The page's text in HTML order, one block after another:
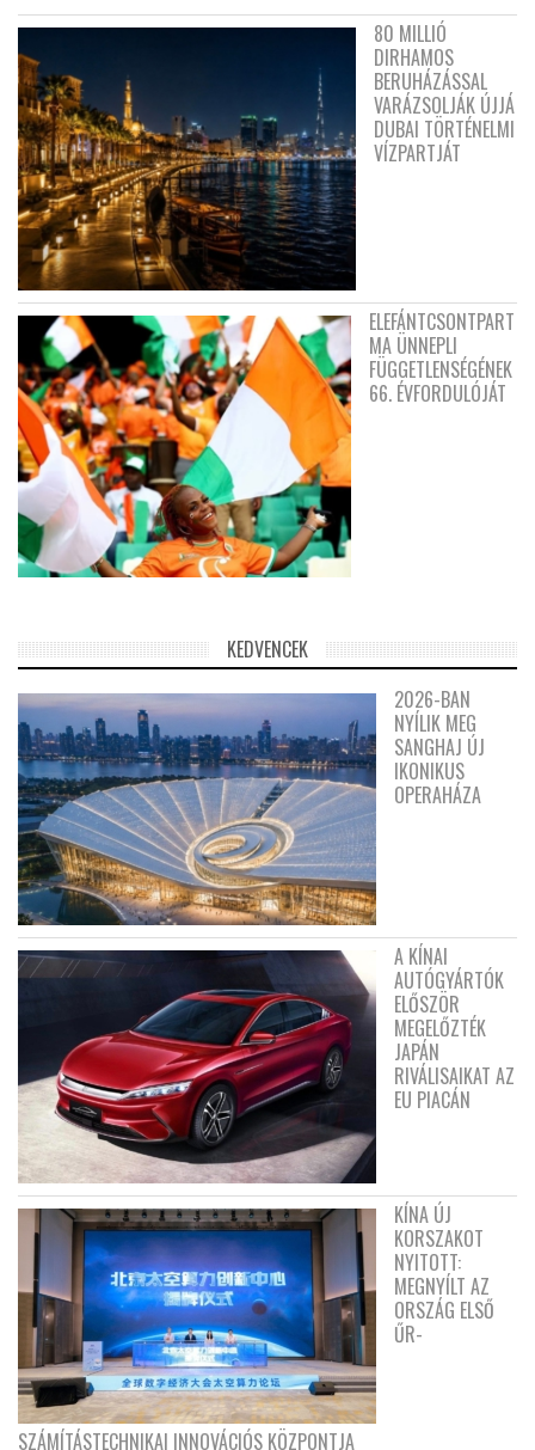
80 MILLIÓ
DIRHAMOS
BERUHÁZÁSSAL
VARÁZSOLJÁK ÚJJÁ
DUBAI TÖRTÉNELMI
VÍZPARTJÁT
ELEFÁNTCSONTPART
MA ÜNNEPLI
FÜGGETLENSÉGÉNEK
66. ÉVFORDULÓJÁT
KEDVENCEK
2026-BAN
NYÍLIK MEG
SANGHAJ ÚJ
IKONIKUS
OPERAHÁZA
A KÍNAI
AUTÓGYÁRTÓK
ELŐSZÖR
MEGELŐZTÉK
JAPÁN
RIVÁLISAIKAT AZ
EU PIACÁN
KÍNA ÚJ
KORSZAKOT
NYITOTT:
MEGNYÍLT AZ
ORSZÁG ELSŐ
ŰR-
SZÁMÍTÁSTECHNIKAI INNOVÁCIÓS KÖZPONTJA